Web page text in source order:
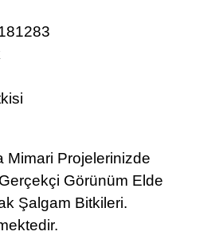
Mimari Projelerinizde
Görünüm Elde
Şalgam Bitkileri.